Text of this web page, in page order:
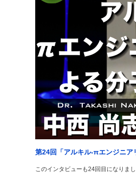
第24回「アルキル-πエンジニア
このインタビューも24回目になりま